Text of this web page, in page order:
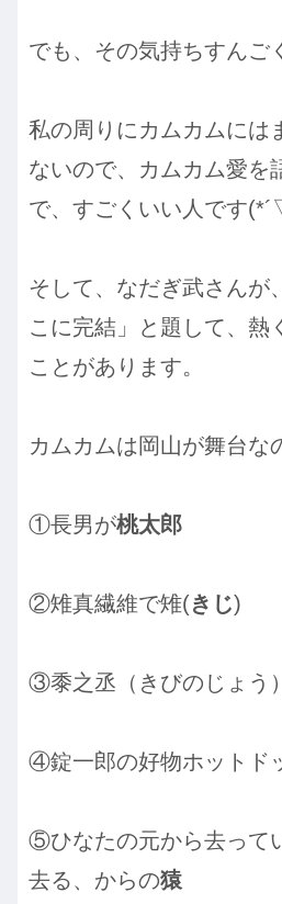
でも、その気持ちすんご
私の周りにカムカムには
ないので、カムカム愛を
で、すごくいい人です
そして、なだぎ武さんが
こに完結」と題して、熱
ことがあります。
カムカムは岡山が舞台な
①長男が桃太郎
②雉真繊維で雉(きじ)
③黍之丞（きびのじょう
④錠一郎の好物ホットド
⑤ひなたの元から去って
去る、からの猿